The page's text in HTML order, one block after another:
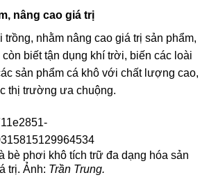
nâng cao giá trị
trồng, nhằm nâng cao giá trị sản phẩm,
biết tận dụng khí trời, biến các loài
sản phẩm cá khô với chất lượng cao,
thị trường ưa chuộng.
bè phơi khô tích trữ đa dạng hóa sản
trị. Ảnh: Trần Trung.